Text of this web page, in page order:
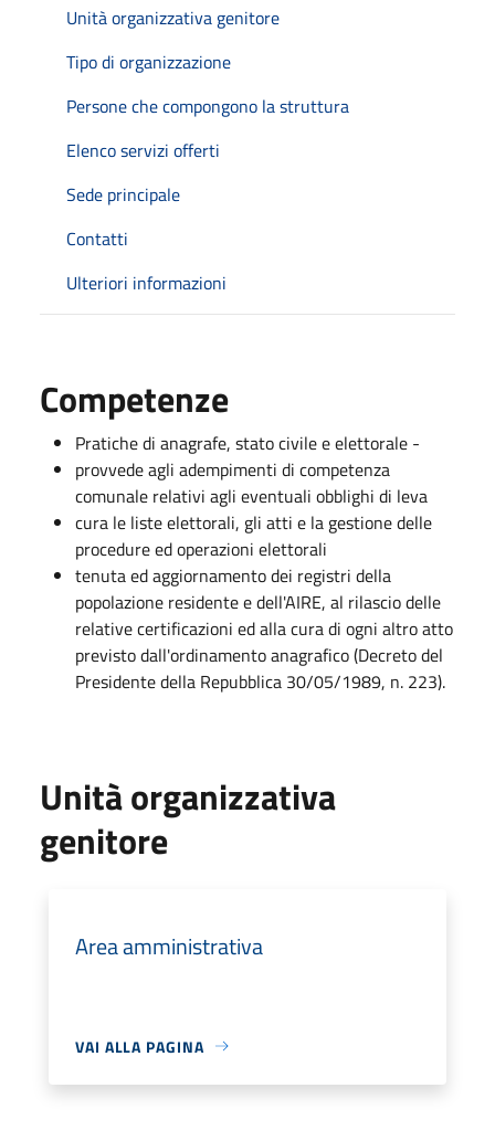
Unità organizzativa genitore
Tipo di organizzazione
Persone che compongono la struttura
Elenco servizi offerti
Sede principale
Contatti
Ulteriori informazioni
Competenze
Pratiche di anagrafe, stato civile e elettorale -
provvede agli adempimenti di competenza
comunale relativi agli eventuali obblighi di leva
cura le liste elettorali, gli atti e la gestione delle
procedure ed operazioni elettorali
tenuta ed aggiornamento dei registri della
popolazione residente e dell'AIRE, al rilascio delle
relative certificazioni ed alla cura di ogni altro atto
previsto dall'ordinamento anagrafico (Decreto del
Presidente della Repubblica 30/05/1989, n. 223).
Unità organizzativa
genitore
Area amministrativa
VAI ALLA PAGINA